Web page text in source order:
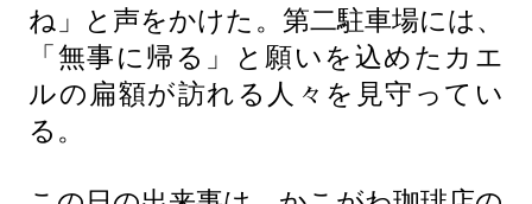
ね」と声をかけた。第二駐車場には、
「無事に帰る」と願いを込めたカエ
ルの扁額が訪れる人々を見守ってい
る。